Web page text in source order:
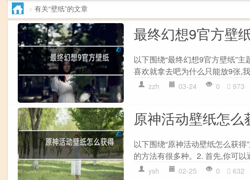
> 有关“壁纸”的文章
最终幻想9官方壁
以下围绕“最终幻想9官方壁纸”
喜欢就拿去吧为什么只能放9张,
zzh 03-24 0 973
原神活动壁纸怎么
以下围绕“原神活动壁纸怎么获
的方法有很多种。2. 首先,你可以
ysh 02-25 0 632